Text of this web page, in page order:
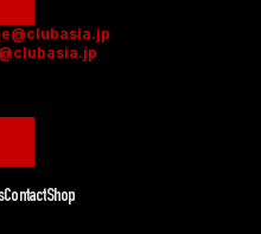
ContactShop